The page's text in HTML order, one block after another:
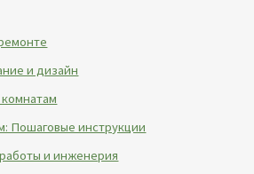
и дизайн
Пошаговые инструкции
и инженерия